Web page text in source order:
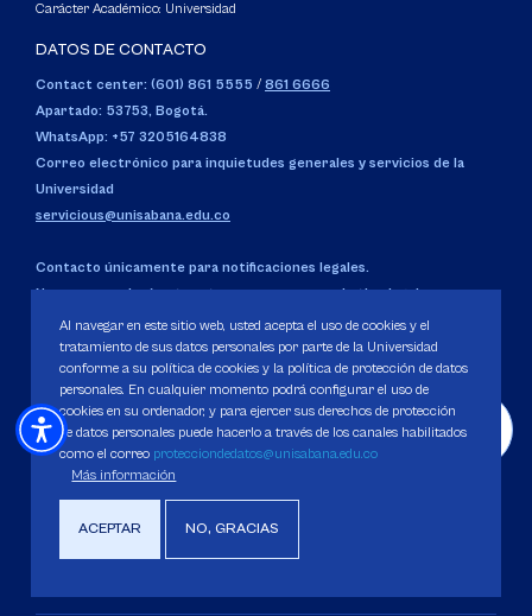
Carácter Académico: Universidad
DATOS DE CONTACTO
Contact center: (601) 861 5555 / 861 6666
Apartado: 53753, Bogotá.
WhatsApp: +57 3205164838
Correo electrónico para inquietudes generales y servicios de la
Universidad
servicious@unisabana.edu.co
Contacto únicamente para notificaciones legales.
No se responderán otros temas que no sean de tipo legal.
notificacioneslegales@unisabana.edu.co
UBICACIÓN
Campus del Puente del Común, Km. 7, Autopista Norte de
Chía, Cundinamarca, Colombia.
Código SNIES 1711
Personería Jurídica:
Resolución 130 del 14 de enero de 1980
Al navegar en este sitio web, usted acepta el uso de cookies y el
tratamiento de sus datos personales por parte de la Universidad
conforme a su política de cookies y la política de protección de datos
personales. En cualquier momento podrá configurar el uso de
cookies en su ordenador, y para ejercer sus derechos de protección
de datos personales puede hacerlo a través de los canales habilitados
como el correo protecciondedatos@unisabana.edu.co
Más información
ACEPTAR NO, GRACIAS